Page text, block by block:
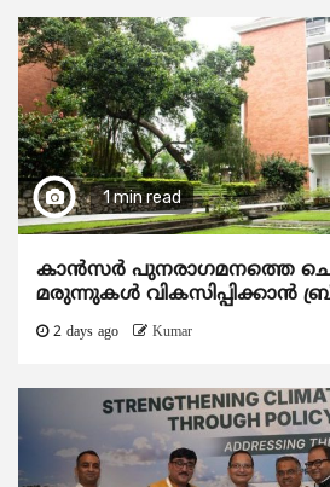
1 min read
കാന്‍സര്‍ പുനരാഗമനത്തെ
മരുന്നുകള്‍ വികസിപ്പിക്കാന്‍
2 days ago Kumar